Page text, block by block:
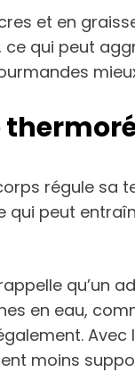
et en
qui peut
régule
peut
qu’un
en eau,
moins